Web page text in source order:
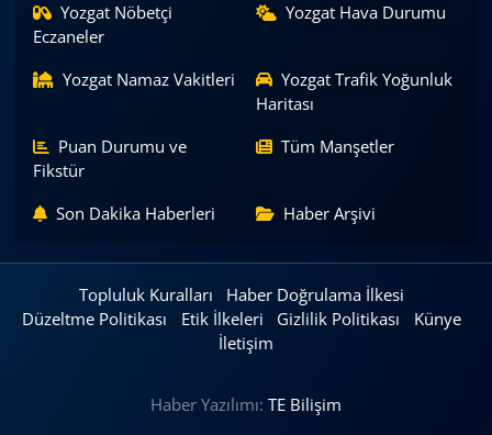
Yozgat Nöbetçi
Eczaneler
Yozgat Hava Durumu
Yozgat Namaz Vakitleri
Yozgat Trafik Yoğunluk
Haritası
Puan Durumu ve
Fikstür
Tüm Manşetler
Son Dakika Haberleri Haber Arşivi
Topluluk Kuralları
Haber Doğrulama İlkesi
Düzeltme Politikası
Etik İlkeleri Gizlilik Politikası
Künye
İletişim
Haber Yazılımı: TE Bilişim